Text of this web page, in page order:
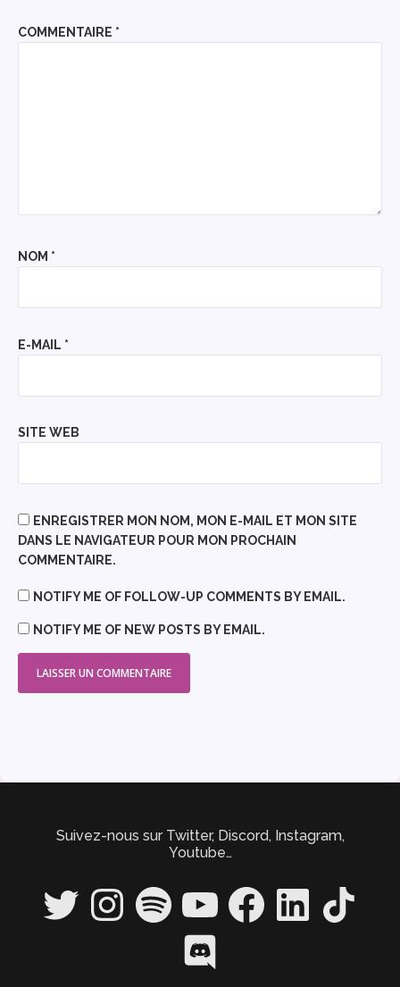
COMMENTAIRE *
NOM *
E-MAIL *
SITE WEB
ENREGISTRER MON NOM, MON E-MAIL ET MON SITE
DANS LE NAVIGATEUR POUR MON PROCHAIN
COMMENTAIRE.
NOTIFY ME OF FOLLOW-UP COMMENTS BY EMAIL.
NOTIFY ME OF NEW POSTS BY EMAIL.
Suivez-nous sur Twitter, Discord, Instagram,
Youtube…
Twitter InstagramSpotify YouTube FacebookLinkedIn TikTok
Discord